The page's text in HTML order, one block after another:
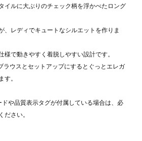
イルに大ぶりのチェック柄を浮かべたロング
、レディでキュートなシルエットを作りま
様で動きやすく着脱しやすい設計です。
ラウスとセットアップにするとぐっとエレガ
。
や品質表示タグが付属している場合は、必
さい。